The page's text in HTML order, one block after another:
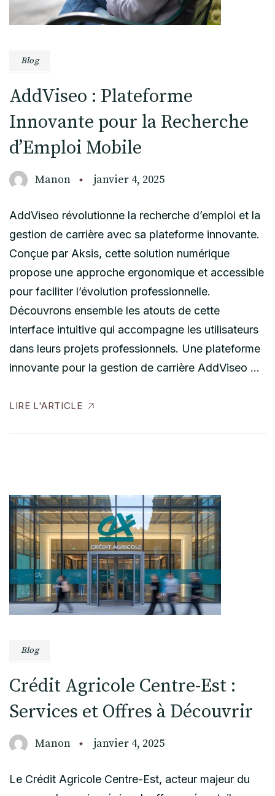
Blog
AddViseo : Plateforme
Innovante pour la Recherche
d’Emploi Mobile
Manon janvier 4, 2025
AddViseo révolutionne la recherche d’emploi et la
gestion de carrière avec sa plateforme innovante.
Conçue par Aksis, cette solution numérique
propose une approche ergonomique et accessible
pour faciliter l’évolution professionnelle.
Découvrons ensemble les atouts de cette
interface intuitive qui accompagne les utilisateurs
dans leurs projets professionnels. Une plateforme
innovante pour la gestion de carrière AddViseo …
LIRE L'ARTICLE
Blog
Crédit Agricole Centre-Est :
Services et Offres à Découvrir
Manon janvier 4, 2025
Le Crédit Agricole Centre-Est, acteur majeur du